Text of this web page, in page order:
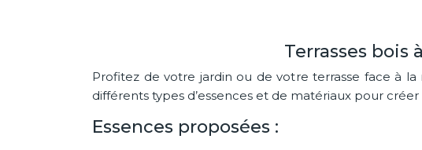
Terrasses
Profitez de votre jardin ou de votre terrasse face à
différents types d’essences et de matériaux pour
Essences proposées :